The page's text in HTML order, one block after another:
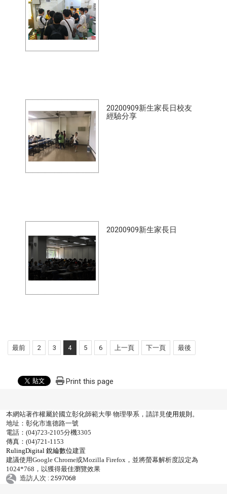
20200909新生家長日校友
經驗分享
20200909新生家長日
最前 2 3 4 5 6 上一頁 下一頁 最後
Print this page
本網站著作權屬於國立彰化師範大學 物理學系，請詳見使用規則 。
地址：彰化市進德路一號
電話：(04)723-2105分機3305
傳真：(04)721-1153
RulingDigital 銳綸數位建置
建議使用Google Chrome或Mozilla Firefox，並將螢幕解析度設定為
1024*768，以獲得最佳瀏覽效果
造訪人次 : 2597068